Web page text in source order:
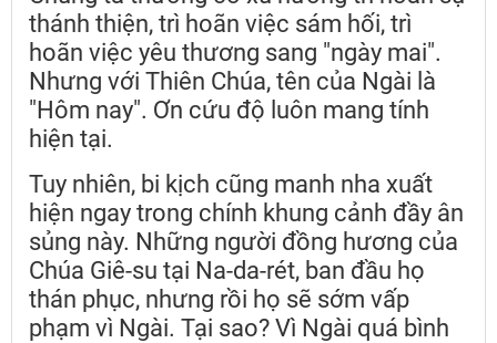
thánh thiện, trì hoãn việc sám hối, trì
hoãn việc yêu thương sang "ngày mai".
Nhưng với Thiên Chúa, tên của Ngài là
"Hôm nay". Ơn cứu độ luôn mang tính
hiện tại.
Tuy nhiên, bi kịch cũng manh nha xuất
hiện ngay trong chính khung cảnh đầy ân
sủng này. Những người đồng hương của
Chúa Giê-su tại Na-da-rét, ban đầu họ
thán phục, nhưng rồi họ sẽ sớm vấp
phạm vì Ngài. Tại sao? Vì Ngài quá bình